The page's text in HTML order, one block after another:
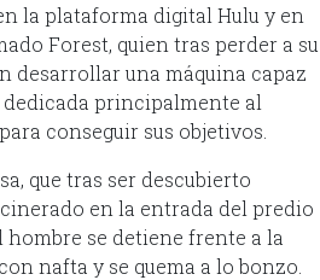
la plataforma digital Hulu y en
Forest, quien tras perder a su
desarrollar una máquina capaz
dedicada principalmente al
conseguir sus objetivos.
que tras ser descubierto
en la entrada del predio
se detiene frente a la
nafta y se quema a lo bonzo.